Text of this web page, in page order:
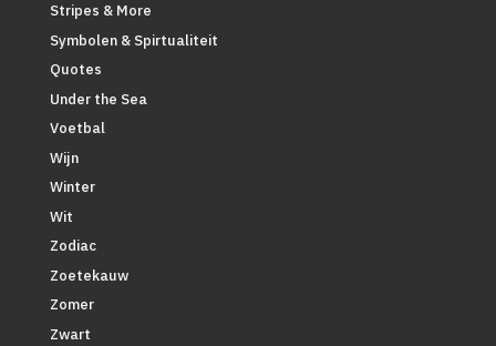
Stripes & More
Symbolen & Spirtualiteit
Quotes
Under the Sea
Voetbal
Wijn
Winter
Wit
Zodiac
Zoetekauw
Zomer
Zwart